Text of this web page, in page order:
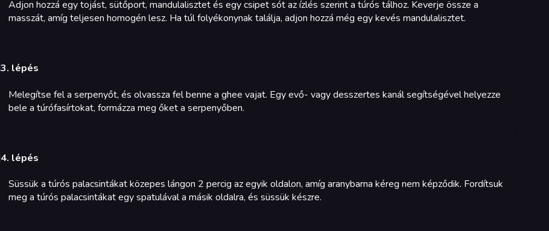
Adjon hozzá egy tojást, sütőport, mandulalisztet és egy csipet sót az ízlés szerint a túrós tálhoz. Keverje össze a
masszát, amíg teljesen homogén lesz. Ha túl folyékonynak találja, adjon hozzá még egy kevés mandulalisztet.
3. lépés
Melegítse fel a serpenyőt, és olvassza fel benne a ghee vajat. Egy evő- vagy desszertes kanál segítségével helyezze
bele a túrófasírtokat, formázza meg őket a serpenyőben.
4. lépés
Süssük a túrós palacsintákat közepes lángon 2 percig az egyik oldalon, amíg aranybarna kéreg nem képződik. Fordítsuk
meg a túrós palacsintákat egy spatulával a másik oldalra, és süssük készre.